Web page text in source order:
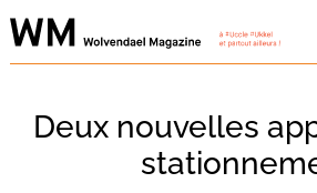
Skip
to
Deux nouvelles